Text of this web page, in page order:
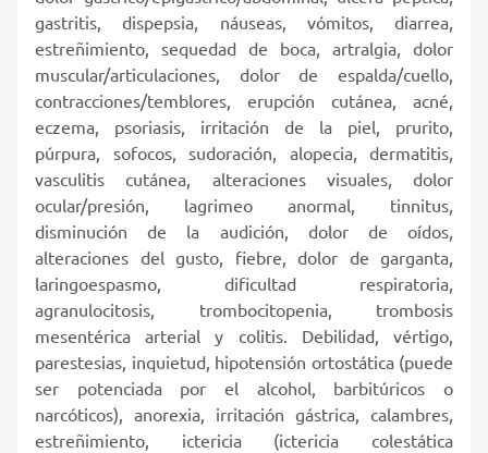
gastritis, dispepsia, náuseas, vómitos, diarrea,
estreñimiento, sequedad de boca, artralgia, dolor
muscular/articulaciones, dolor de espalda/cuello,
contracciones/temblores, erupción cutánea, acné,
eczema, psoriasis, irritación de la piel, prurito,
púrpura, sofocos, sudoración, alopecia, dermatitis,
vasculitis cutánea, alteraciones visuales, dolor
ocular/presión, lagrimeo anormal, tinnitus,
disminución de la audición, dolor de oídos,
alteraciones del gusto, fiebre, dolor de garganta,
laringoespasmo, dificultad respiratoria,
agranulocitosis, trombocitopenia, trombosis
mesentérica arterial y colitis. Debilidad, vértigo,
parestesias, inquietud, hipotensión ortostática (puede
ser potenciada por el alcohol, barbitúricos o
narcóticos), anorexia, irritación gástrica, calambres,
estreñimiento, ictericia (ictericia colestática